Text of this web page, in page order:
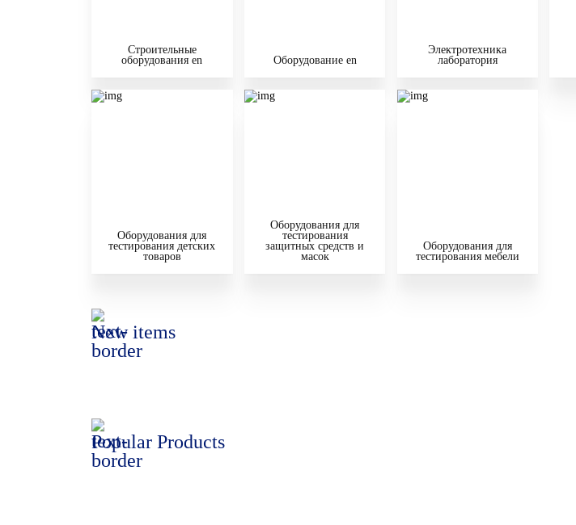
Строительные
оборудования en
Оборудование en
Электротехника
лаборатория
Оборудования для
тестирования детских
товаров
Оборудования для
тестирования
защитных средств и
масок
Оборудования для
тестирования мебели
New items
Popular Products